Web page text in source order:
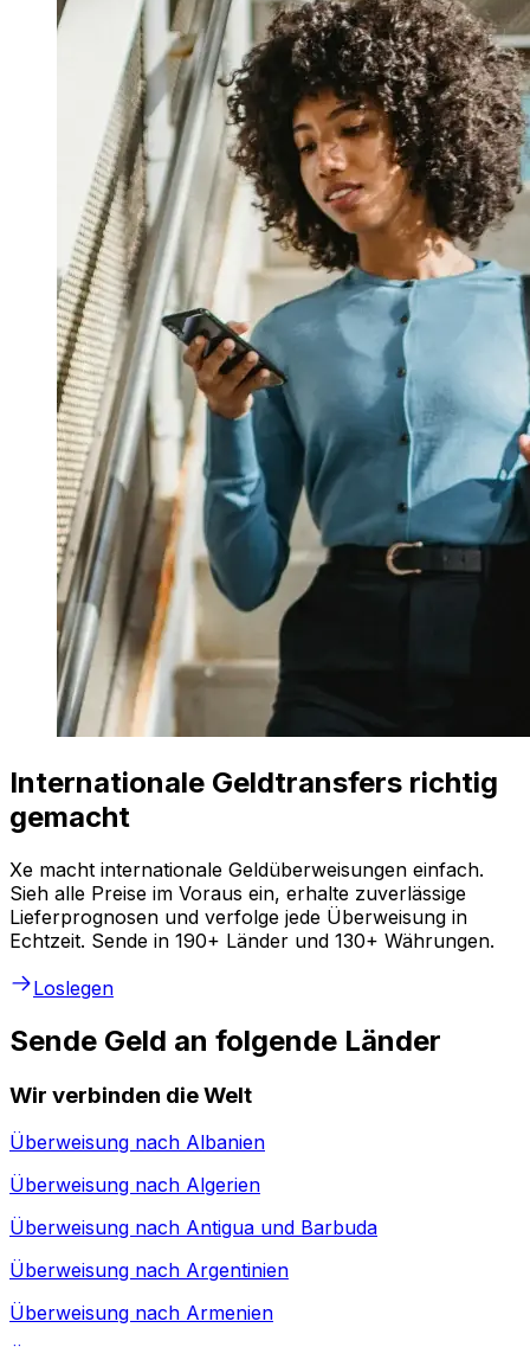
Internationale Geldtransfers richtig
gemacht
Xe macht internationale Geldüberweisungen einfach.
Sieh alle Preise im Voraus ein, erhalte zuverlässige
Lieferprognosen und verfolge jede Überweisung in
Echtzeit. Sende in 190+ Länder und 130+ Währungen.
Loslegen
Sende Geld an folgende Länder
Wir verbinden die Welt
Überweisung nach Albanien
Überweisung nach Algerien
Überweisung nach Antigua und Barbuda
Überweisung nach Argentinien
Überweisung nach Armenien